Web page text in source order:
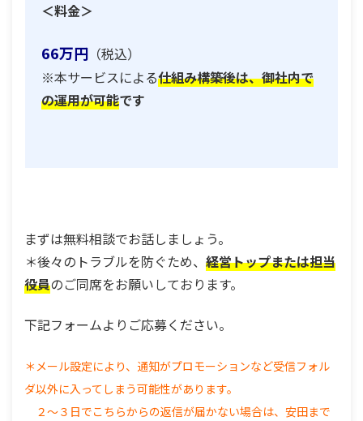
＜料金＞
66万円 （税込）
※本サービスによる仕組み構築後は、御社内で
の運用が可能です
まずは無料相談でお話しましょう。
＊後々のトラブルを防ぐため、 経営トップまたは担当
役員のご同席をお願いしております。
下記フォームよりご応募ください。
＊メール設定により、通知がプロモーションなど受信フォル
ダ以外に入ってしまう可能性があります。
２〜３日でこちらからの返信が届かない場合は、安田まで